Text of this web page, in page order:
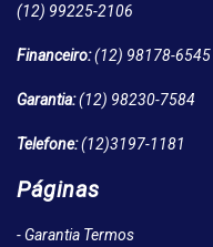
(12) 99225-2106
Financeiro:(12) 98178-6545
Garantia:(12) 98230-7584
Telefone:(12)3197-1181
Páginas
- Garantia Termos